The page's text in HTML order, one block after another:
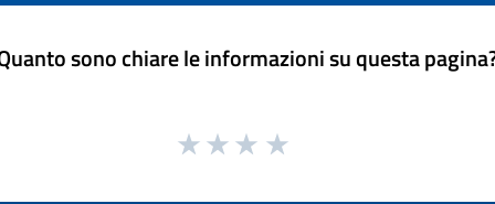
sono chiare le informazioni su questa